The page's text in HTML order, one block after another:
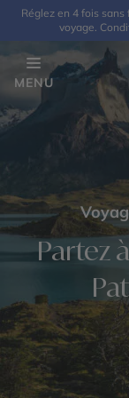
Réglez en 4 fois
voyage.
MENU
Partez